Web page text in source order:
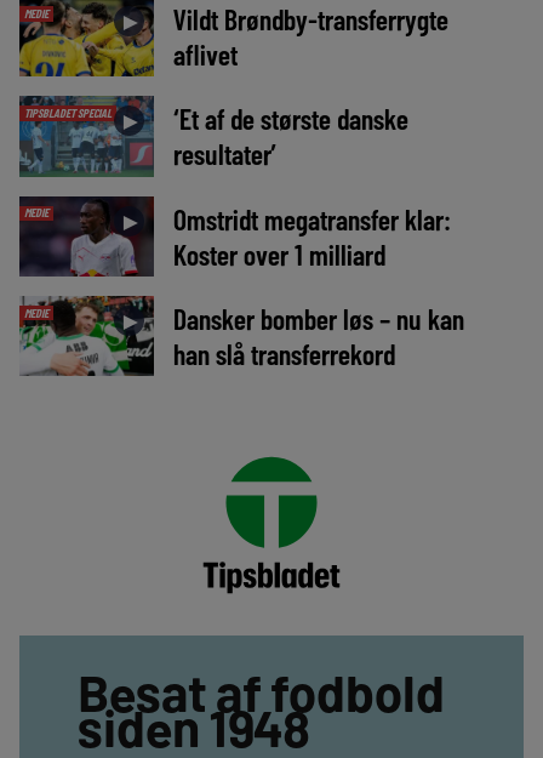
MEDIE ►
Vildt Brøndby-transferrygte
aflivet
TIPSBLADET SPECIAL ►
‘Et af de største danske
resultater’
MEDIE ►
Omstridt megatransfer klar:
Koster over 1 milliard
MEDIE ►
Dansker bomber løs – nu kan
han slå transferrekord
Besat af fodbold
siden 1948